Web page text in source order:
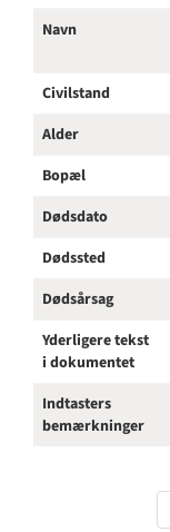
Navn
Civilstand
Alder
Bopæl
Dødsdato
Dødssted
Dødsårsag
Yderligere tekst
i dokumentet
Indtasters
bemærkninger